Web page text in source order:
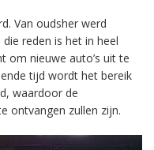
Van oudsher werd
reden is het in heel
om nieuwe auto’s uit te
tijd wordt het bereik
waardoor de
ontvangen zullen zijn.